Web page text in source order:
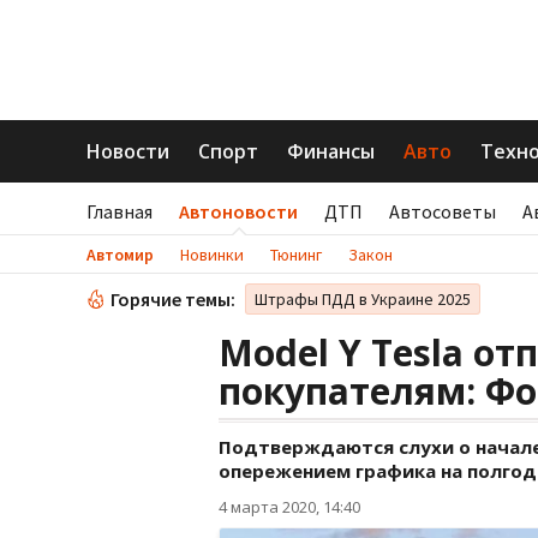
Новости Спорт Финансы Авто
Главная Автоновости ДТП Автосоветы
Автомир Новинки Тюнинг Закон
Горячие темы: Штрафы ПДД в Украине 2025
Model Y Tesla
покупателям:
Подтверждаются слухи о
опережением графика на
4 марта 2020, 14:40